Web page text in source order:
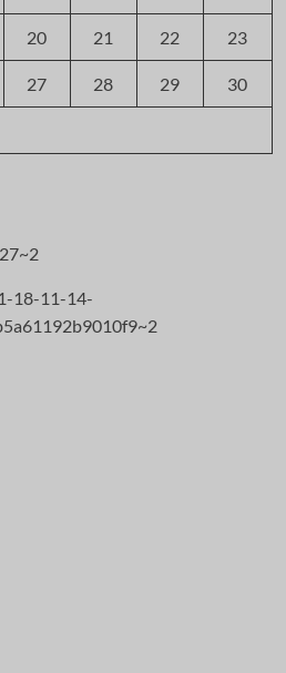
20 21 22 23
27 28 29 30